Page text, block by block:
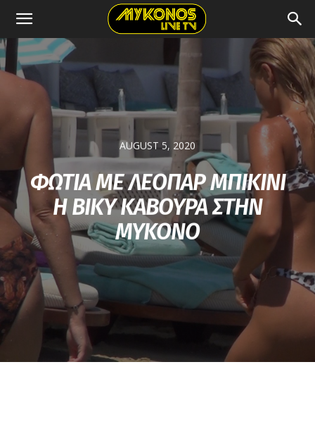
AUGUST 5, 2020
ΦΩΤΙΑ ΜΕ ΛΕΟΠΑΡ ΜΠΙΚΙΝΙ
Η ΒΙΚΥ ΚΑΒΟΥΡΑ ΣΤΗΝ
ΜΥΚΟΝΟ